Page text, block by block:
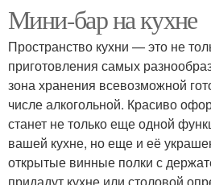
Мини-бар на кухне
Пространство кухни — это не
приготовления самых
зона хранения всевозможной
числе алкогольной. Красиво
станет не только еще одной
вашей кухне, но еще и её
открытые винные полки с
придадут кухне или столовой